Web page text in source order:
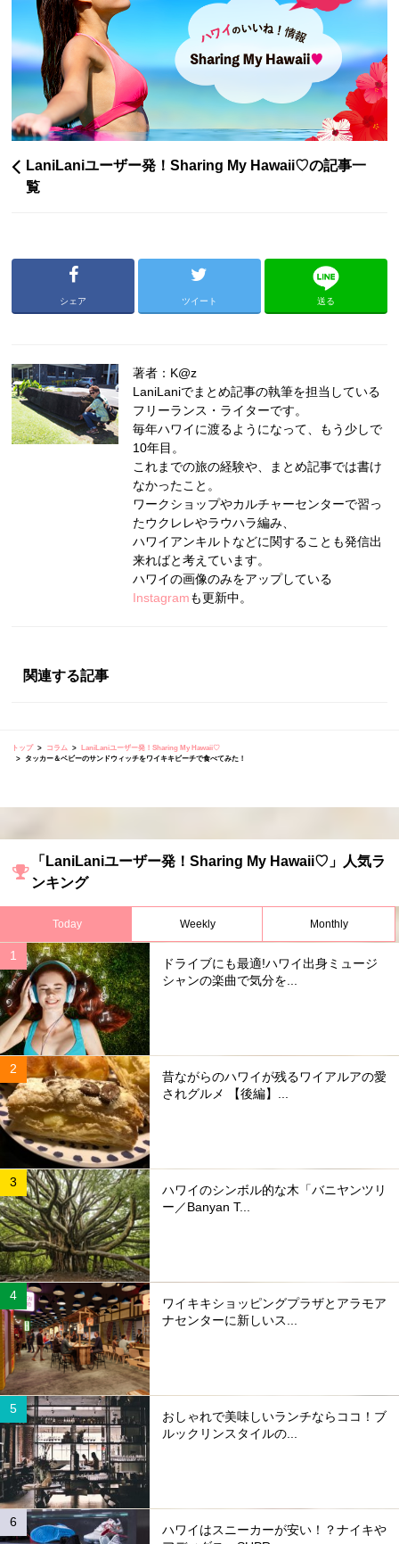
LaniLaniユーザー発！Sharing My Hawaii♡の記事一
覧
シェア ツイート 送る
著者：K@z
LaniLaniでまとめ記事の執筆を担当している
フリーランス・ライターです。
毎年ハワイに渡るようになって、もう少しで
10年目。
これまでの旅の経験や、まとめ記事では書け
なかったこと。
ワークショップやカルチャーセンターで習っ
たウクレレやラウハラ編み、
ハワイアンキルトなどに関することも発信出
来ればと考えています。
ハワイの画像のみをアップしている
Instagramも更新中。
関連する記事
トップ コラム
LaniLaniユーザー発！Sharing My Hawaii♡
タッカー＆ベビーのサンドウィッチをワイキキビーチで食べてみた！
「LaniLaniユーザー発！Sharing My Hawaii♡」人気ラ
ンキング
Today Weekly Monthly
ドライブにも最適!ハワイ出身ミュージ
シャンの楽曲で気分を...
昔ながらのハワイが残るワイアルアの愛
されグルメ 【後編】...
ハワイのシンボル的な木「バニヤンツリ
ー／Banyan T...
ワイキキショッピングプラザとアラモア
ナセンターに新しいス...
おしゃれで美味しいランチならココ！ブ
ルックリンスタイルの...
ハワイはスニーカーが安い！？ナイキや